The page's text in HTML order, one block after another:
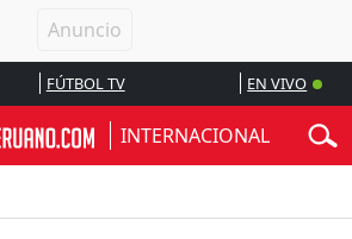
FÚTBOL TV EN VIVO
INTERNACIONAL